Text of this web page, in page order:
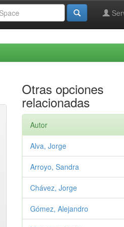
Otras opciones
relacionadas
Autor
Alva, Jorge
Arroyo, Sandra
Chávez, Jorge
Gómez, Alejandro